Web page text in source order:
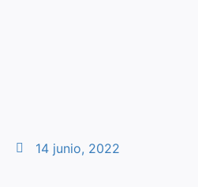
14 junio, 2022